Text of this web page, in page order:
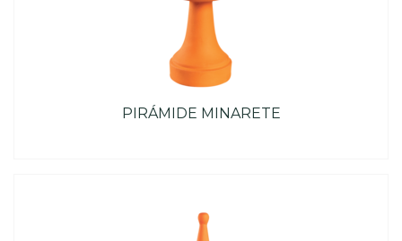
PIRÁMIDE MINARETE